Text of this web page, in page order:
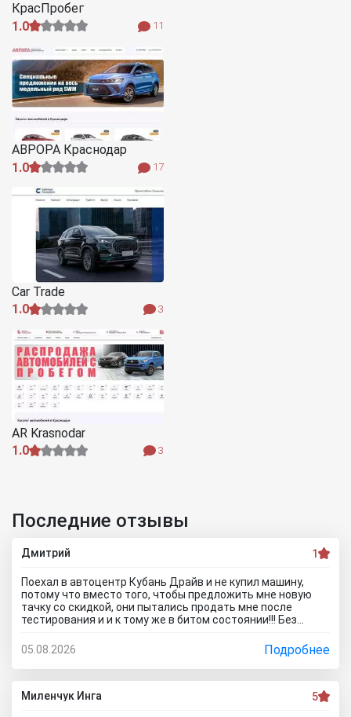
КрасПробег
1.0
11
АВРОРА Краснодар
1.0
17
Car Trade
1.0
3
AR Krasnodar
1.0
3
Последние отзывы
Дмитрий 1
Поехал в автоцентр Кубань Драйв и не купил машину,
потому что вместо того, чтобы предложить мне новую
тачку со скидкой, они пытались продать мне после
тестирования и и к тому же в битом состоянии!!! Без
скорее всего скажет, что эти машины проблемные. Так
что не теряйте время, обратитесь к официальному
дилеру и рекламе в интернете не верьте, а то как я
прокатитесь туда сюда зря.. а стоило всего лишь про
автосалон Кубань Драйв отзывы почитать чтоб понять
05.08.2026 Подробнее
Миленчук Инга 5